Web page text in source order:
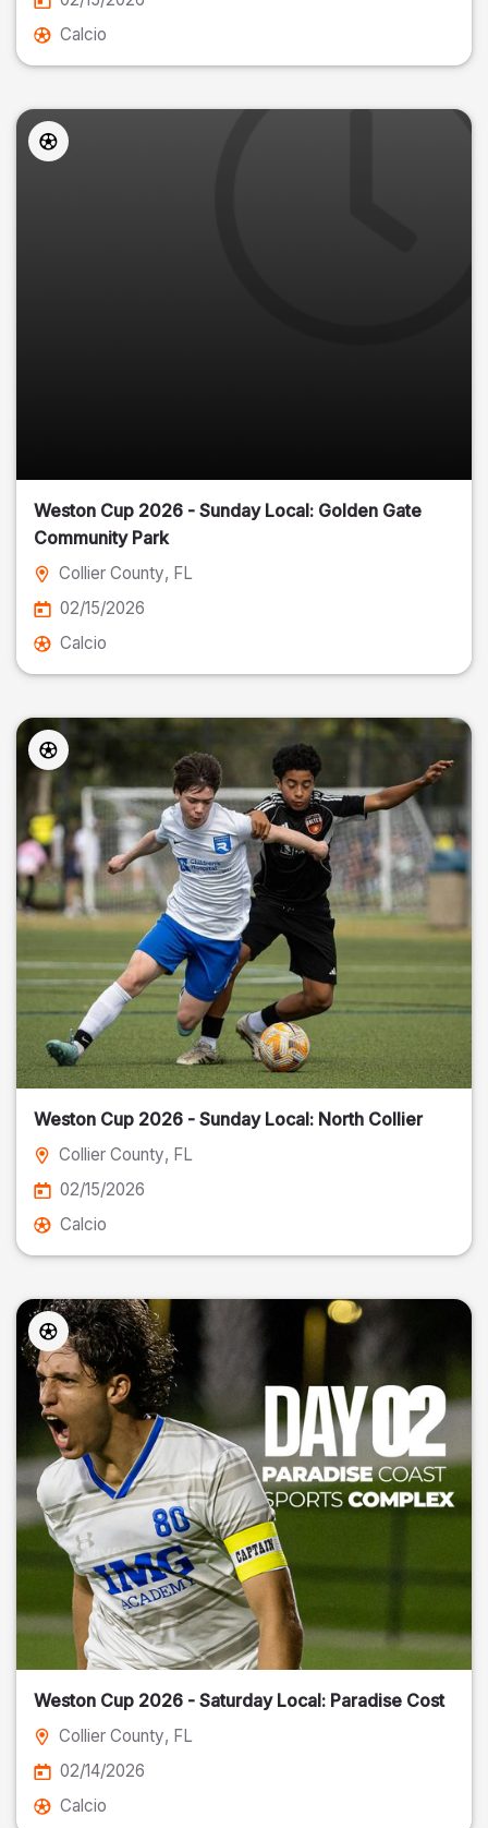
Calcio
Weston Cup 2026 - Sunday Local: Golden Gate
Community Park
Collier County, FL
02/15/2026
Calcio
Weston Cup 2026 - Sunday Local: North Collier
Collier County, FL
02/15/2026
Calcio
Weston Cup 2026 - Saturday Local: Paradise Cost
Collier County, FL
02/14/2026
Calcio